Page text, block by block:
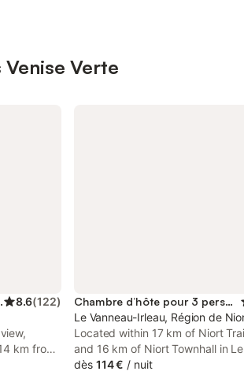
Verte
8.6(122)
km from
Niort
Chambre d’hôte pour 3 personnes
Le Vanneau-Irleau, Région de
Located within 17 km of Niort
and 16 km of Niort Townhall in Le
Vanneau, La maison des Hérons
dès 114 € / nuit